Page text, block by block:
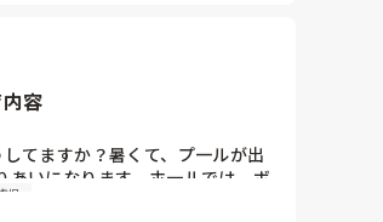
かすなら、壁や固定家具で挟む配置
容
てますか？暑くて、プ一ルが出
あいになります。ホ一ルでは、ボ
で遊んでいます。製作で、うちわ
児